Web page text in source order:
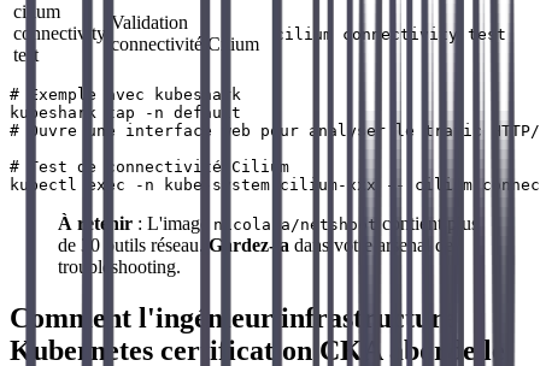
cilium
connectivity
test
Validation
connectivité Cilium
cilium connectivity test
# Exemple avec kubeshark
kubeshark tap -n default
# Ouvre une interface web pour analyser le trafic HTTP/
# Test de connectivité Cilium
À retenir : L'image nicolaka/netshoot contient plus
de 30 outils réseau. Gardez-la dans votre arsenal de
troubleshooting.
Comment l'ingénieur infrastructure
Kubernetes certification CKA aborde le